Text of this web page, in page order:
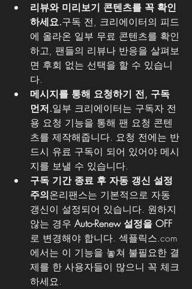
리뷰와 미리보기 콘텐츠를 꼭 확인
하세요.구독 전, 크리에이터의 피드
에 올라온 일부 무료 콘텐츠를 확인
하고, 팬들의 리뷰나 반응을 살펴보
면 후회 없는 선택을 할 수 있습니
다.
메시지를 통해 요청하기 전, 구독
먼저.일부 크리에이터는 구독자 전
용 요청 기능을 통해 팬 요청 콘텐
츠를 제작해줍니다. 요청 전에는 반
드시 유료 구독이 되어 있어야 메시
지를 보낼 수 있습니다.
구독 기간 종료 후 자동 갱신 설정
주의온리팬스는 기본적으로 자동
갱신이 설정되어 있습니다. 원하지
않는 경우 Auto-Renew 설정을 OFF
로 변경해야 합니다. 섹플릭스.com
에서는 이 기능을 놓쳐 불필요한 결
제를 한 사용자들이 많으니 꼭 체크
하세요.